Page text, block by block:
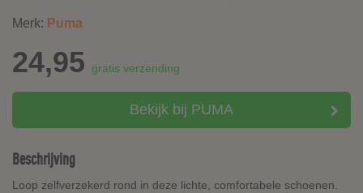
Merk: Puma
24,95 gratis verzending
Bekijk bij PUMA
Beschrijving
Loop zelfverzekerd rond in deze lichte, comfortabele schoenen.